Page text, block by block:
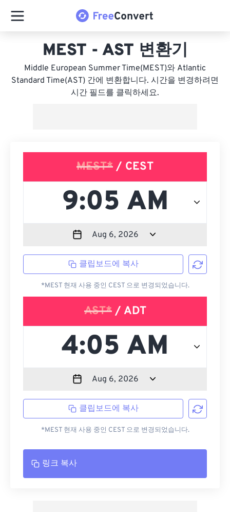
MEST - AST 변환기
Middle European Summer Time(MEST)와 Atlantic
Standard Time(AST) 간에 변환합니다. 시간을 변경하려면
시간 필드를 클릭하세요.
MEST* / CEST
클립보드에 복사
*MEST 현재 사용 중인 CEST 으로 변경되었습니다.
AST*/ ADT
클립보드에 복사
*MEST 현재 사용 중인 CEST 으로 변경되었습니다.
링크 복사